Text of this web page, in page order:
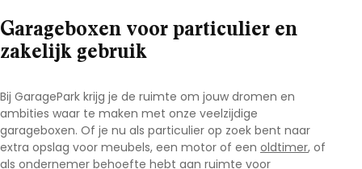
Garageboxen voor particulier en
zakelijk gebruik
Bij GaragePark krijg je de ruimte om jouw dromen en
ambities waar te maken met onze veelzijdige
garageboxen. Of je nu als particulier op zoek bent naar
extra opslag voor meubels, een motor of een oldtimer, of
als ondernemer behoefte hebt aan ruimte voor